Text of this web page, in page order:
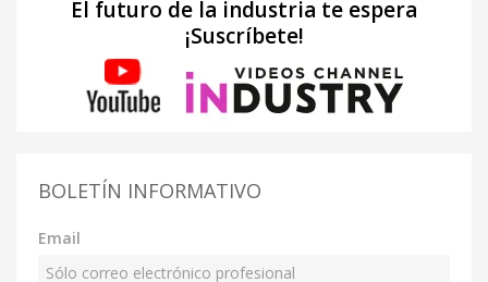
El futuro de la industria te espera
¡Suscríbete!
BOLETÍN INFORMATIVO
Email